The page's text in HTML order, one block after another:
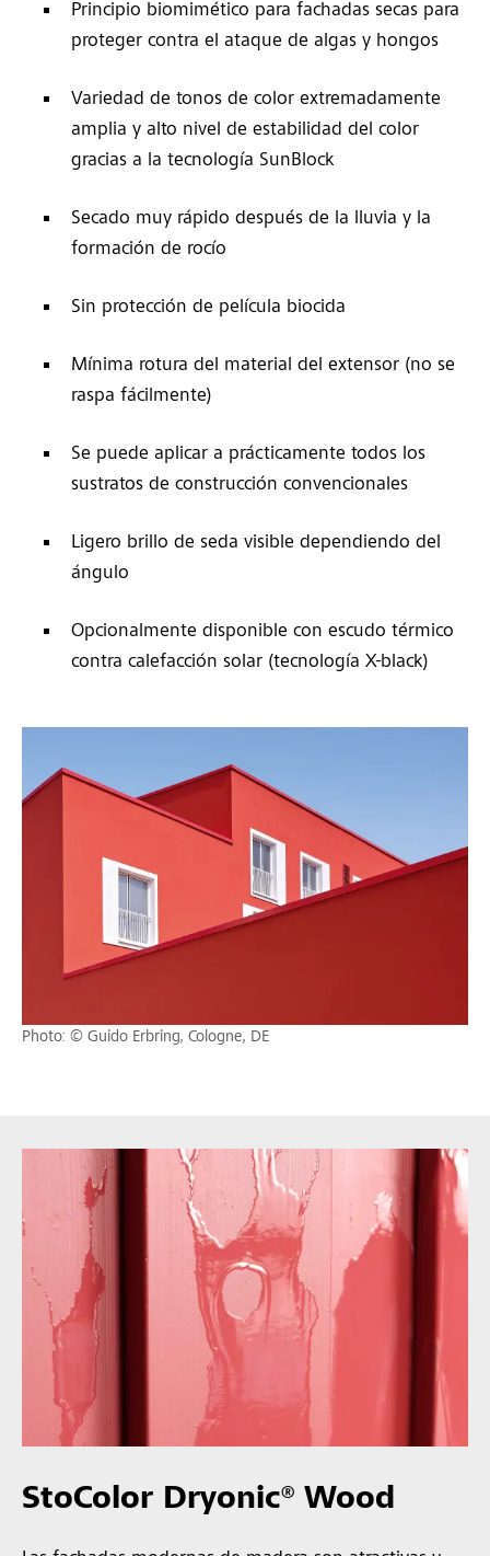
Principio biomimético para fachadas secas para
proteger contra el ataque de algas y hongos
Variedad de tonos de color extremadamente
amplia y alto nivel de estabilidad del color
gracias a la tecnología SunBlock
Secado muy rápido después de la lluvia y la
formación de rocío
Sin protección de película biocida
Mínima rotura del material del extensor (no se
raspa fácilmente)
Se puede aplicar a prácticamente todos los
sustratos de construcción convencionales
Ligero brillo de seda visible dependiendo del
ángulo
Opcionalmente disponible con escudo térmico
contra calefacción solar (tecnología X-black)
Photo: © Guido Erbring, Cologne, DE
StoColor Dryonic® Wood